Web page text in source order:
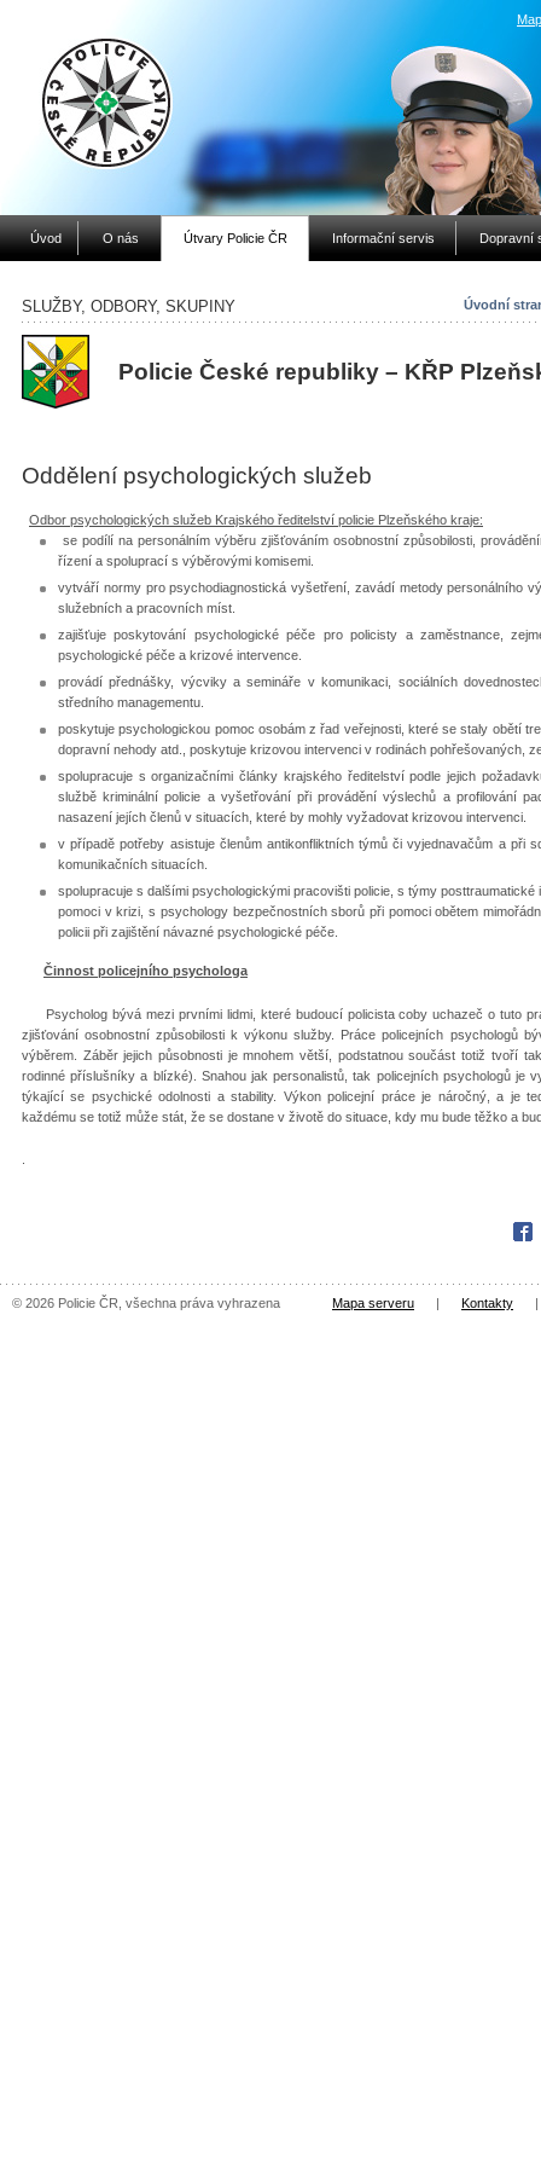
Úvod O nás Útvary Policie ČR Informační servis Dopravní
Úvodní
SLUŽBY, ODBORY, SKUPINY
Policie České republiky – KŘP
Oddělení psychologických služeb
Odbor psychologických služeb Krajského ředitelství policie Plzeňského kraje:
se podílí na personálním výběru zjišťováním osobnostní způsobilosti,
řízení a spoluprací s výběrovými komisemi.
vytváří normy pro psychodiagnostická vyšetření, zavádí metody personálního
služebních a pracovních míst.
zajišťuje poskytování psychologické péče pro policisty a zaměstnance,
psychologické péče a krizové intervence.
provádí přednášky, výcviky a semináře v komunikaci, sociálních
středního managementu.
poskytuje psychologickou pomoc osobám z řad veřejnosti, které se staly obětí
dopravní nehody atd., poskytuje krizovou intervenci v rodinách pohřešovaných,
spolupracuje s organizačními články krajského ředitelství podle jejich
službě kriminální policie a vyšetřování při provádění výslechů a profilování
nasazení jejích členů v situacích, které by mohly vyžadovat krizovou intervenci.
v případě potřeby asistuje členům antikonfliktních týmů či vyjednavačům a při
komunikačních situacích.
spolupracuje s dalšími psychologickými pracovišti policie, s týmy
pomoci v krizi, s psychology bezpečnostních sborů při pomoci obětem
policii při zajištění návazné psychologické péče.
Činnost policejního psychologa
Psycholog bývá mezi prvními lidmi, které budoucí policista coby uchazeč o tuto
zjišťování osobnostní způsobilosti k výkonu služby. Práce policejních psychologů
výběrem. Záběr jejich působnosti je mnohem větší, podstatnou součást totiž tvoří
rodinné příslušníky a blízké). Snahou jak personalistů, tak policejních psychologů je
týkající se psychické odolnosti a stability. Výkon policejní práce je náročný, a je
každému se totiž může stát, že se dostane v životě do situace, kdy mu bude těžko a
© 2026 Policie ČR, všechna práva vyhrazena Mapa serveru | Kontakty |